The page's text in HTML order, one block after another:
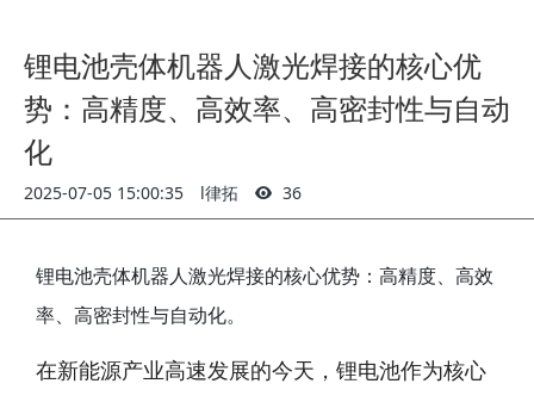
锂电池壳体机器人激光焊接的核心优
势：高精度、高效率、高密封性与自动
化
2025-07-05 15:00:35 l律拓 36
锂电池壳体机器人激光焊接的核心优势：高精度、高效
率、高密封性与自动化。
在新能源产业高速发展的今天，锂电池作为核心